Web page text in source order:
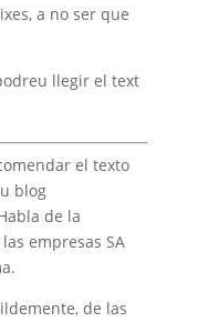
a no ser que
llegir el text
el texto
blog
de la
empresas SA
de las